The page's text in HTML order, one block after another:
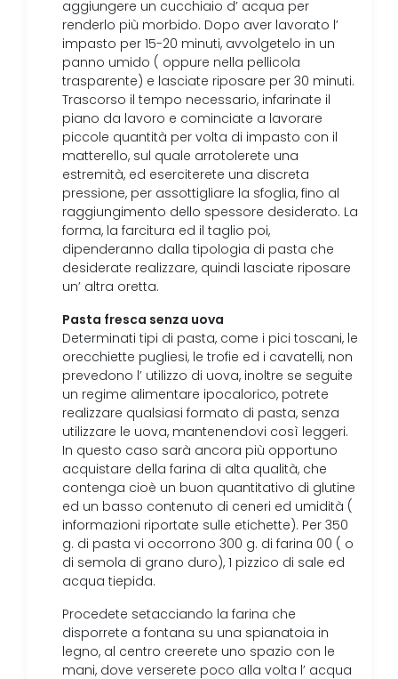
aggiungere un cucchiaio d’ acqua per
renderlo più morbido. Dopo aver lavorato l’
impasto per 15-20 minuti, avvolgetelo in un
panno umido ( oppure nella pellicola
trasparente) e lasciate riposare per 30 minuti.
Trascorso il tempo necessario, infarinate il
piano da lavoro e cominciate a lavorare
piccole quantità per volta di impasto con il
matterello, sul quale arrotolerete una
estremità, ed eserciterete una discreta
pressione, per assottigliare la sfoglia, fino al
raggiungimento dello spessore desiderato. La
forma, la farcitura ed il taglio poi,
dipenderanno dalla tipologia di pasta che
desiderate realizzare, quindi lasciate riposare
un’ altra oretta.
Pasta fresca senza uova
Determinati tipi di pasta, come i pici toscani, le
orecchiette pugliesi, le trofie ed i cavatelli, non
prevedono l’ utilizzo di uova, inoltre se seguite
un regime alimentare ipocalorico, potrete
realizzare qualsiasi formato di pasta, senza
utilizzare le uova, mantenendovi così leggeri.
In questo caso sarà ancora più opportuno
acquistare della farina di alta qualità, che
contenga cioè un buon quantitativo di glutine
ed un basso contenuto di ceneri ed umidità (
informazioni riportate sulle etichette). Per 350
g. di pasta vi occorrono 300 g. di farina 00 ( o
di semola di grano duro), 1 pizzico di sale ed
acqua tiepida.
Procedete setacciando la farina che
disporrete a fontana su una spianatoia in
legno, al centro creerete uno spazio con le
mani, dove verserete poco alla volta l’ acqua